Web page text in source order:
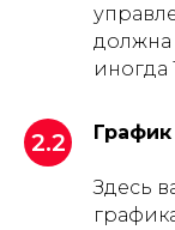
должна
иногда
2.2
Здесь